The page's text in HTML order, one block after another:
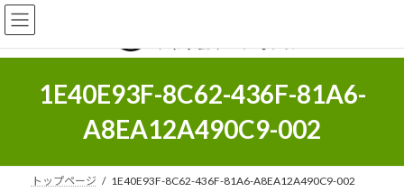
コ
ン
テ
ン
プ
ナ
ビ
ゲ
ー
動
1E40E93F-8C62-436F-81A6-
A8EA12A490C9-002
トップページ 1E40E93F-8C62-436F-81A6-A8EA12A490C9-002